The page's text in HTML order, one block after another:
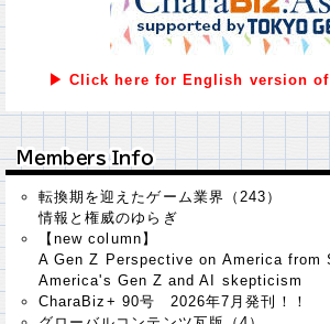
▶ Click here for English version of
Ｍｅｍｂｅｒｓ Ｉｎｆｏ
Ｍｅｍｂｅｒｓ Ｉｎｆｏ
転換期を迎えたゲーム業界（243）
情報と権威のゆらぎ
【new column】
A Gen Z Perspective on America from
America's Gen Z and AI skepticism
CharaBiz+ 90号 2026年7月発刊！！